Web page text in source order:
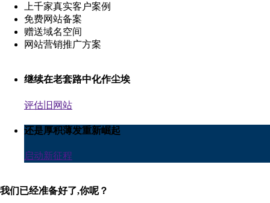
上千家真实客户案例
免费网站备案
赠送域名空间
网站营销推广方案
继续在老套路中化作尘埃
评估旧网站
还是厚积薄发重新崛起
启动新征程
我们已经准备好了,你呢？